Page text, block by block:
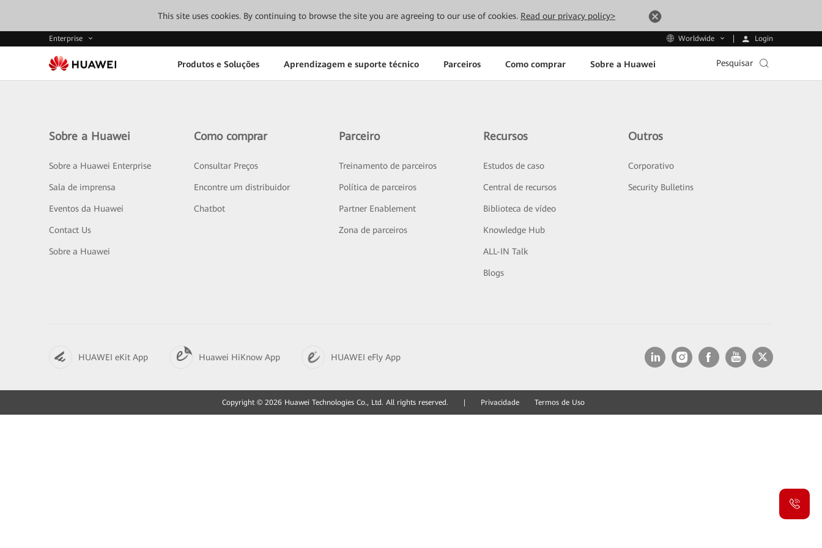
This site uses cookies. By continuing to browse the site you are agreeing to our use of cookies. Read our privacy policy>
Enterprise Worldwide Login
Produtos e Soluções Aprendizagem e suporte técnico Parceiros Como comprar Sobre a Huawei Pesquisar
Sobre a Huawei
Sobre a Huawei Enterprise
Sala de imprensa
Eventos da Huawei
Contact Us
Sobre a Huawei
Como comprar
Consultar Preços
Encontre um distribuidor
Chatbot
Parceiro
Treinamento de parceiros
Política de parceiros
Partner Enablement
Zona de parceiros
Recursos
Estudos de caso
Central de recursos
Biblioteca de vídeo
Knowledge Hub
ALL-IN Talk
Blogs
Outros
Corporativo
Security Bulletins
HUAWEI eKit App Huawei HiKnow App HUAWEI eFly App
Copyright © 2026 Huawei Technologies Co., Ltd. All rights reserved. Privacidade Termos de Uso